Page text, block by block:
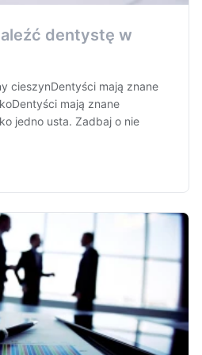
dentystę w
cieszynDentyści mają znane
mają znane
jedno usta. Zadbaj o nie